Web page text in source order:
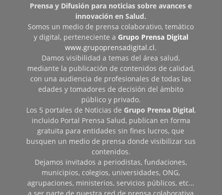
Prensa y Difusión para noticias sobre avances e
innovación en Salud.
Somos un medio de prensa colaborativo, temático
y digital, perteneciente a Grupo Prensa Digital
www.grupoprensadigital.cl.
Damos visibilidad a temas del área salud,
mediante la publicación de contenidos de calidad,
con una audiencia de profesionales de todas las
edades y tomadores de decisión del ámbito
público y privado.
Los 5 portales de Noticias de Grupo Prensa Digital,
incluido Portal Prensa Salud, publican en forma
gratuita para entidades sin fines lucros, que
busquen un medio de prensa donde visibilizar sus
contenidos.
Dejamos invitados a periodistas, fundaciones,
municipios, colegios, universidades, ONG,
agrupaciones, ministerios, servicios públicos, etc…